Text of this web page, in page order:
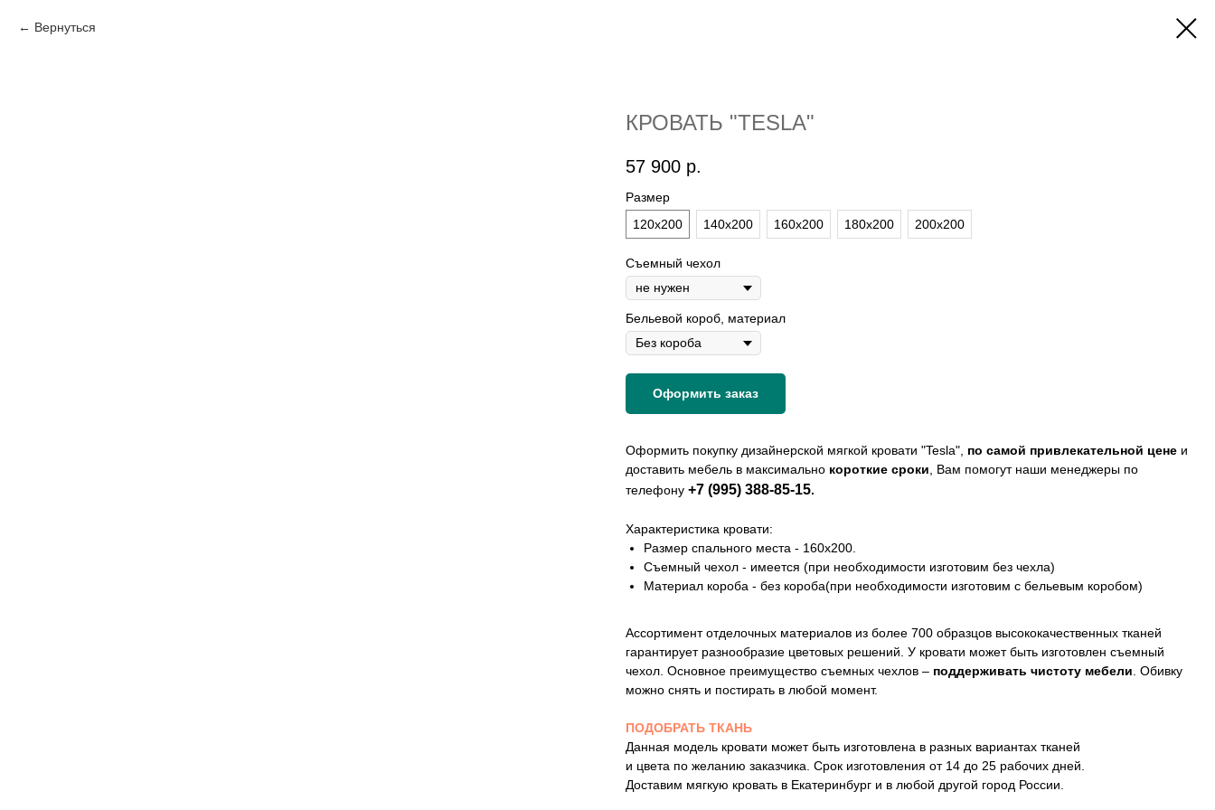
Вернуться
КРОВАТЬ "TESLA"
57 900 р.
Размер
120х200
140х200 160х200 180х200 200х200
Съемный чехол
Бельевой короб, материал
Оформить заказ
Оформить покупку дизайнерской мягкой кровати "Tesla", по самой привлекательной цене и
доставить мебель в максимально короткие сроки, Вам помогут наши менеджеры по
телефону +7 (995) 388-85-15.
Характеристика кровати:
Размер спального места - 160х200.
Съемный чехол - имеется (при необходимости изготовим без чехла)
Материал короба - без короба(при необходимости изготовим с бельевым коробом)
Ассортимент отделочных материалов из более 700 образцов высококачественных тканей
гарантирует разнообразие цветовых решений. У кровати может быть изготовлен съемный
чехол. Основное преимущество съемных чехлов – поддерживать чистоту мебели. Обивку
можно снять и постирать в любой момент.
ПОДОБРАТЬ ТКАНЬ
Данная модель кровати может быть изготовлена в разных вариантах тканей
и цвета по желанию заказчика. Срок изготовления от 14 до 25 рабочих дней.
Доставим мягкую кровать в Екатеринбург и в любой другой город России.